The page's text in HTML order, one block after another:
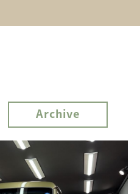
Archive